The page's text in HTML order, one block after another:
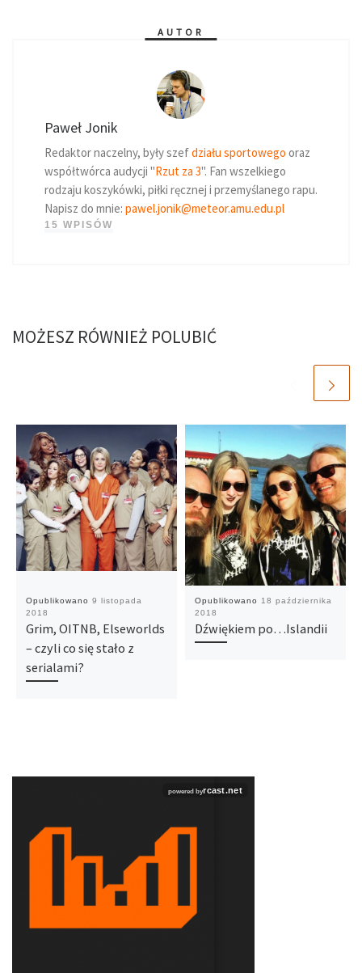
AUTOR
Paweł Jonik
Redaktor naczelny, były szefdziału sportowego oraz
współtwórca audycji "Rzut za 3". Fan wszelkiego
rodzaju koszykówki, piłki ręcznej i przemyślanego rapu.
Napisz do mnie: pawel.jonik@meteor.amu.edu.pl
15 WPISÓW
MOŻESZ RÓWNIEŻ POLUBIĆ
Opublikowano 9 listopada
2018
Grim, OITNB, Elseworlds
– czyli co się stało z
serialami?
Opublikowano
18 października
2018
Dźwiękiem po…Islandii